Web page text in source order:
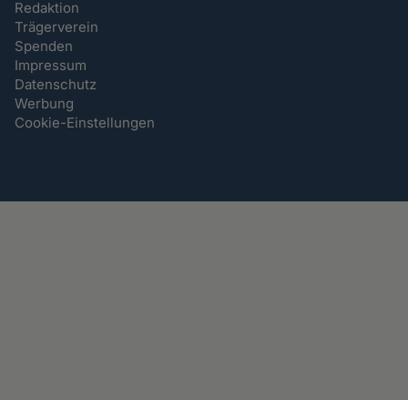
Redaktion
Trägerverein
Spenden
Impressum
Datenschutz
Werbung
Cookie-Einstellungen